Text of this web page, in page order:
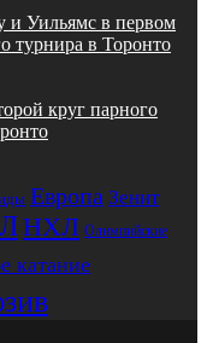
и Уильямс в первом
турнира в Торонто
круг парного
Европа Зенит
НХЛ Олимпийские
катание